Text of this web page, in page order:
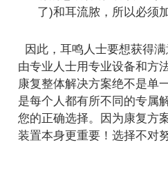
了)和耳流脓，所以必须
因此，耳鸣人士要想获得
由专业人士用专业设备和方
康复整体解决方案绝不是单
是每个人都有所不同的专属
您的正确选择。因为康复方
装置本身更重要！选择不对